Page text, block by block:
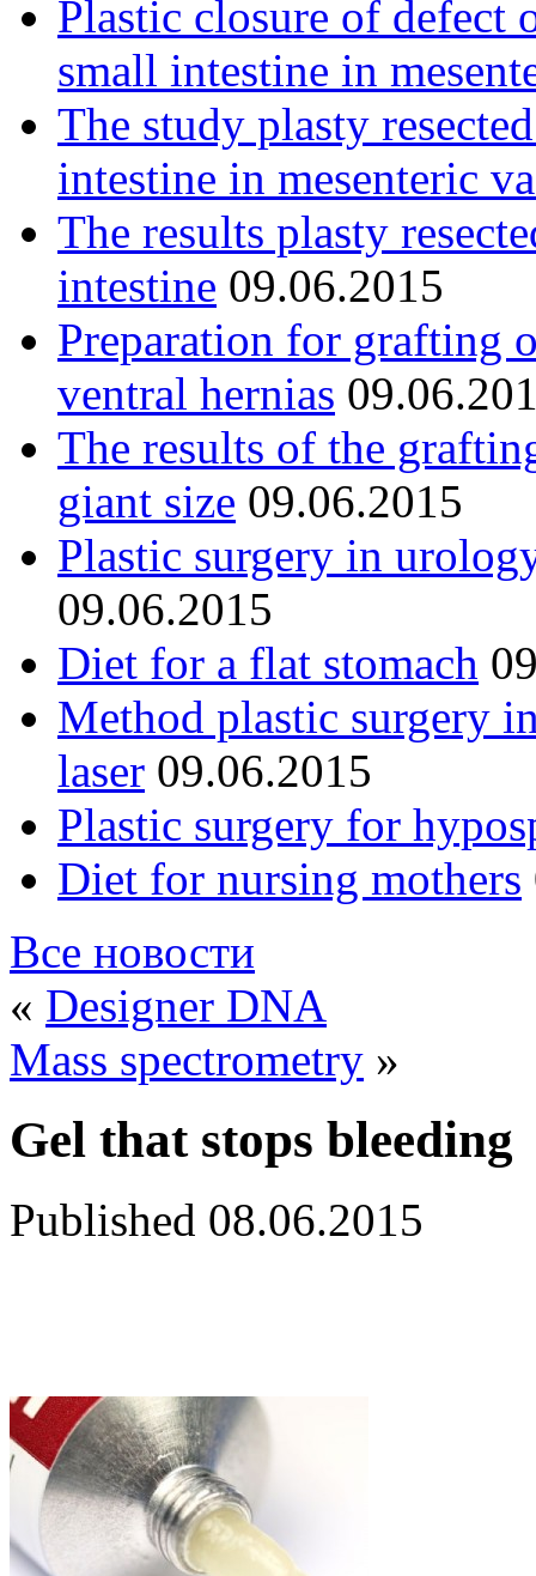
Plastic closure of defect
small intestine in
The study plasty
intestine in mesenteric
The results plasty
intestine 09.06.2015
Preparation for grafting
ventral hernias
The results of the
giant size 09.06.2015
Plastic surgery in
09.06.2015
Diet for a flat stomach
Method plastic surgery
laser 09.06.2015
Plastic surgery for
Diet for nursing mothers
Все новости
« Designer DNA
Mass spectrometry »
Gel that stops bleeding
Published 08.06.2015